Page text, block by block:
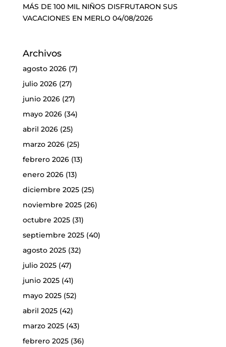
MÁS DE 100 MIL NIÑOS DISFRUTARON SUS
VACACIONES EN MERLO 04/08/2026
Archivos
agosto 2026(7)
julio 2026(27)
junio 2026(27)
mayo 2026(34)
abril 2026(25)
marzo 2026(25)
febrero 2026(13)
enero 2026(13)
diciembre 2025(25)
noviembre 2025(26)
octubre 2025(31)
septiembre 2025(40)
agosto 2025(32)
julio 2025(47)
junio 2025(41)
mayo 2025(52)
abril 2025(42)
marzo 2025(43)
febrero 2025(36)